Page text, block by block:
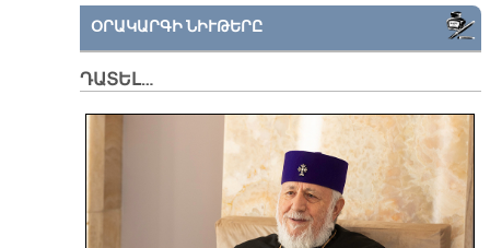
ՕՐԱԿԱՐԳԻ ՆԻՒԹԵՐԸ
ԴԱՏԵԼ…